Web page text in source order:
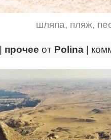
шляпа, пляж,
прочее от Polina